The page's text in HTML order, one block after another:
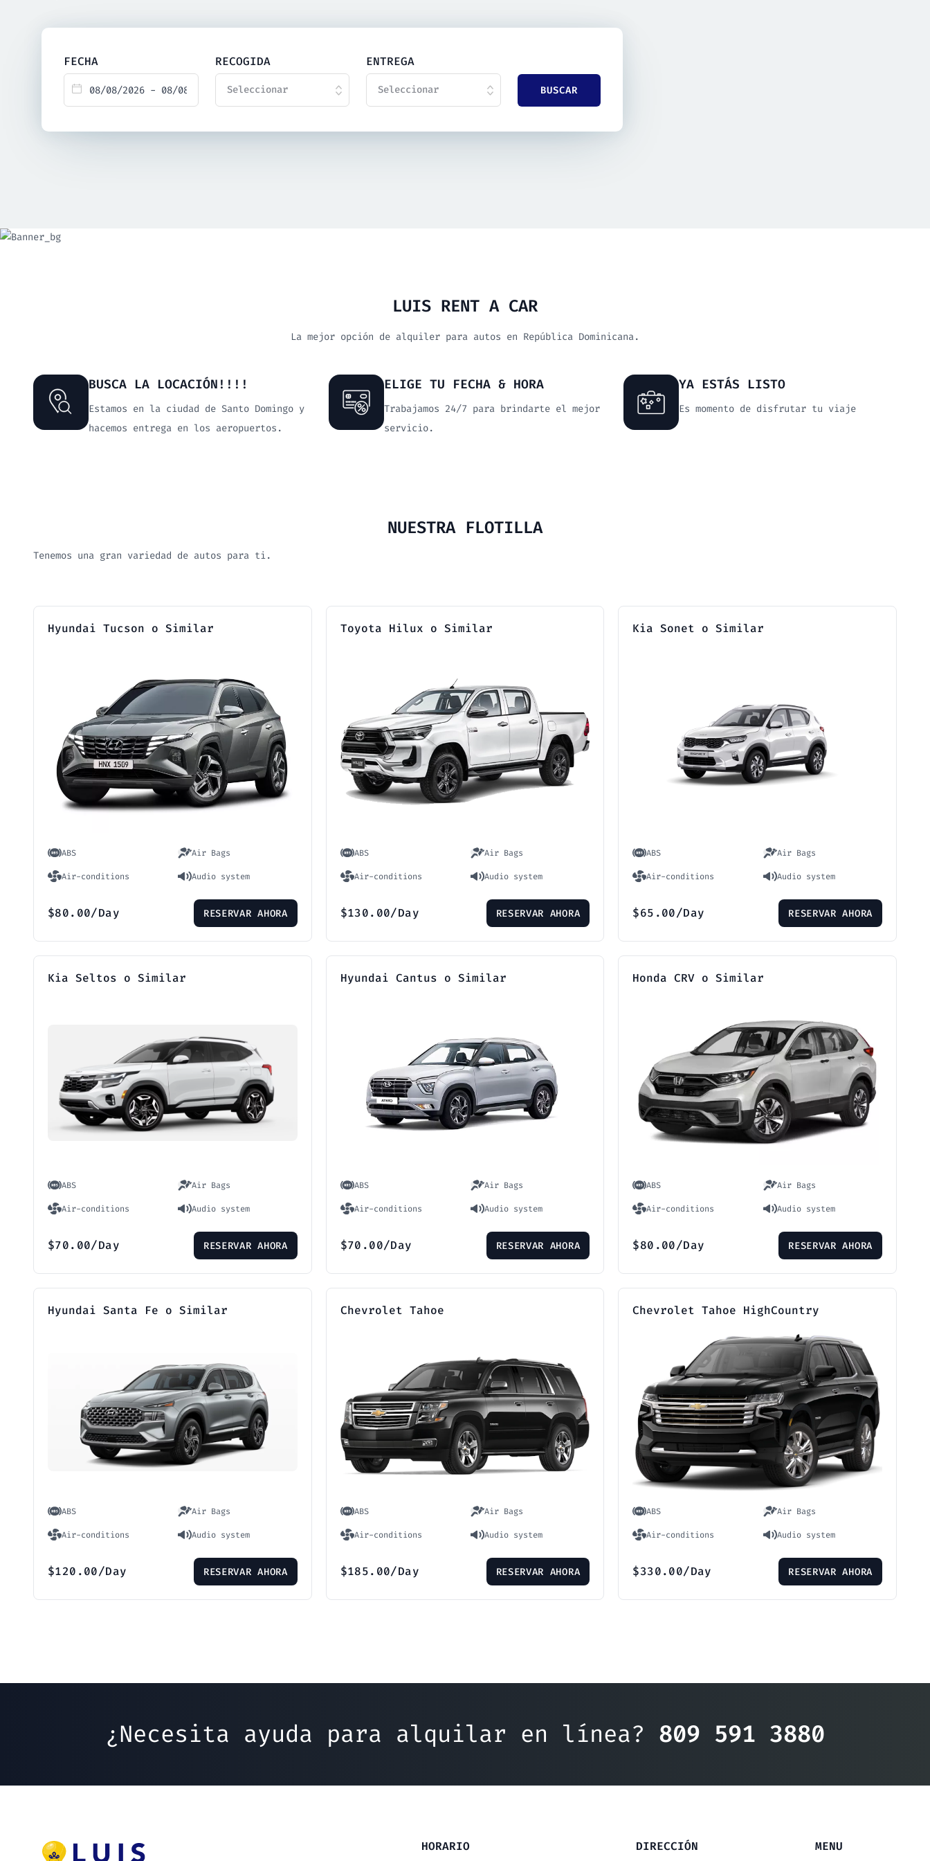
FECHA RECOGIDA
Seleccionar
ENTREGA
Seleccionar
LUIS RENT A CAR
La mejor opción de alquiler para autos en República Dominicana.
BUSCA LA LOCACIÓN!!!!
Estamos en la ciudad de Santo Domingo y
hacemos entrega en los aeropuertos.
ELIGE TU FECHA & HORA
Trabajamos 24/7 para brindarte el mejor
servicio.
YA ESTÁS LISTO
Es momento de disfrutar tu viaje
NUESTRA FLOTILLA
Tenemos una gran variedad de autos para ti.
Hyundai Tucson o Similar
ABS Air Bags
Air-conditions Audio system
$80.00/Day RESERVAR AHORA
Toyota Hilux o Similar
ABS Air Bags
Air-conditions Audio system
$130.00/Day RESERVAR AHORA
Kia Sonet o Similar
ABS Air Bags
Air-conditions Audio system
$65.00/Day RESERVAR AHORA
Kia Seltos o Similar
ABS Air Bags
Air-conditions Audio system
$70.00/Day RESERVAR AHORA
Hyundai Cantus o Similar
ABS Air Bags
Air-conditions Audio system
$70.00/Day RESERVAR AHORA
Honda CRV o Similar
ABS Air Bags
Air-conditions Audio system
$80.00/Day RESERVAR AHORA
Hyundai Santa Fe o Similar
ABS Air Bags
Air-conditions Audio system
$120.00/Day RESERVAR AHORA
Chevrolet Tahoe
ABS Air Bags
Air-conditions Audio system
$185.00/Day RESERVAR AHORA
Chevrolet Tahoe HighCountry
ABS Air Bags
Air-conditions Audio system
$330.00/Day RESERVAR AHORA
¿Necesita ayuda para alquilar en línea? 809 591 3880
HORARIO DIRECCIÓN MENU